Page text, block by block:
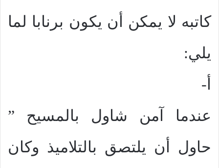
كاتبه لا يمكن أن يكون برنابا لما
يلي:
أ-
عندما آمن شاول بالمسيح ”
حاول أن يلتصق بالتلاميذ وكان